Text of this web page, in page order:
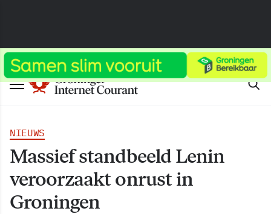
NIEUWS
Massief standbeeld Lenin
veroorzaakt onrust in
Groningen